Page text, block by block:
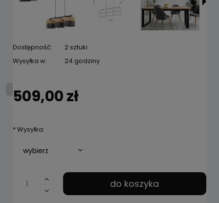
Dostępność:
2 sztuki
Wysyłka w:
24 godziny
509,00 zł
*Wysyłka:
do koszyka